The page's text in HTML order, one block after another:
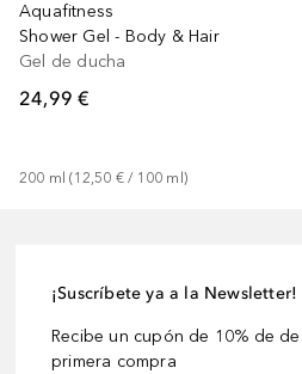
Aquafitness
Shower Gel - Body & Hair
Gel de ducha
24,99 €
200 ml (12,50 € / 100 ml )
¡Suscríbete ya a la Newsletter!
Recibe un cupón de 10% de
primera compra